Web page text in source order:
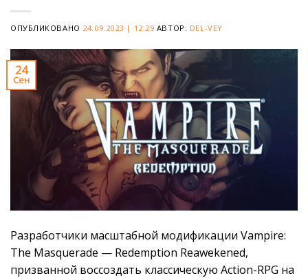
ОПУБЛИКОВАНО 24.09.2023 | 12:29 АВТОР: DEL-VEY
24
Сен
Разработчики масштабной модификации Vampire:
The Masquerade — Redemption Reawekened,
призванной воссоздать классическую Action-RPG на